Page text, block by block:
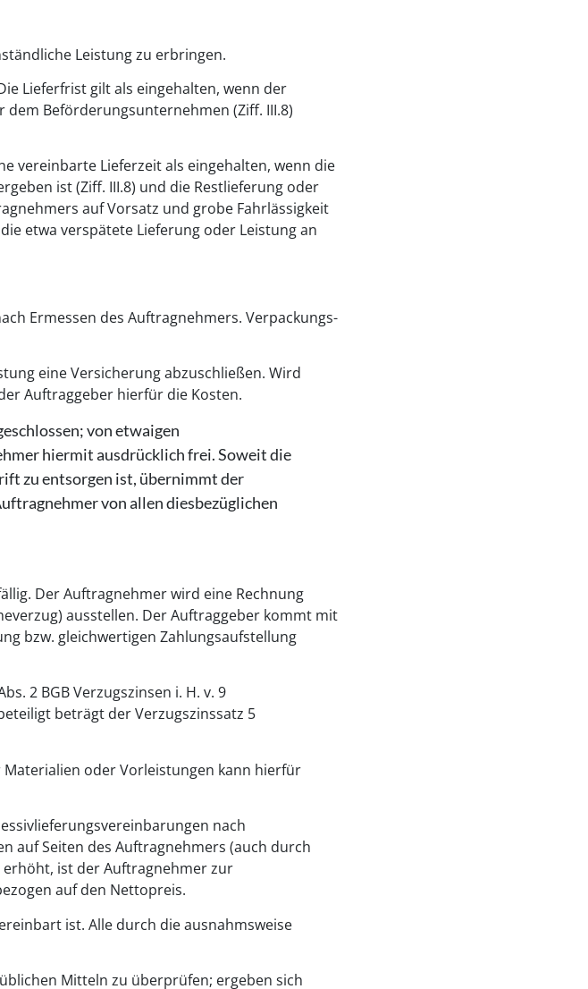
Leistung zu erbringen.
Lieferfrist gilt als eingehalten, wenn der
Beförderungsunternehmen (Ziff. III.8)
vereinbarte Lieferzeit als eingehalten, wenn die
ist (Ziff. III.8) und die Restlieferung oder
auf Vorsatz und grobe Fahrlässigkeit
etwa verspätete Lieferung oder Leistung an
Ermessen des Auftragnehmers. Verpackungs-
eine Versicherung abzuschließen. Wird
Auftraggeber hierfür die Kosten.
von etwaigen
hiermit ausdrücklich frei. Soweit die
zuentsorgen ist, übernimmt der
vonallen diesbezüglichen
Der Auftragnehmer wird eine Rechnung
ausstellen. Der Auftraggeber kommt mit
bzw. gleichwertigen Zahlungsaufstellung
2 BGB Verzugszinsen i. H. v. 9
beträgt der Verzugszinssatz 5
oder Vorleistungen kann hierfür
nach
auf Seiten des Auftragnehmers (auch durch
ist der Auftragnehmer zur
auf den Nettopreis.
ist. Alle durch die ausnahmsweise
Mitteln zu überprüfen; ergeben sich